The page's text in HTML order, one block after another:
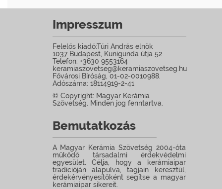
Impresszum
Felelős kiadó:Túri András elnök
1037 Budapest, Kunigunda útja 52
Telefon: +3630 9553164
keramiaszovetseg@keramiaszovetseg.hu
Fővárosi Bíróság, 01-02-0010988.
Adószáma: 18114919-2-41
© Copyright: Magyar Kerámia
Szövetség. Minden jog fenntartva.
Bemutatkozás
A Magyar Kerámia Szövetség 2004-óta
működő társadalmi érdekvédelmi
egyesület. Célja, hogy a kerámiaipar
tradicióján alapulva, tagjain keresztül,
érdekérvényesítőként segítse a magyar
kerámiaipar sikereit.